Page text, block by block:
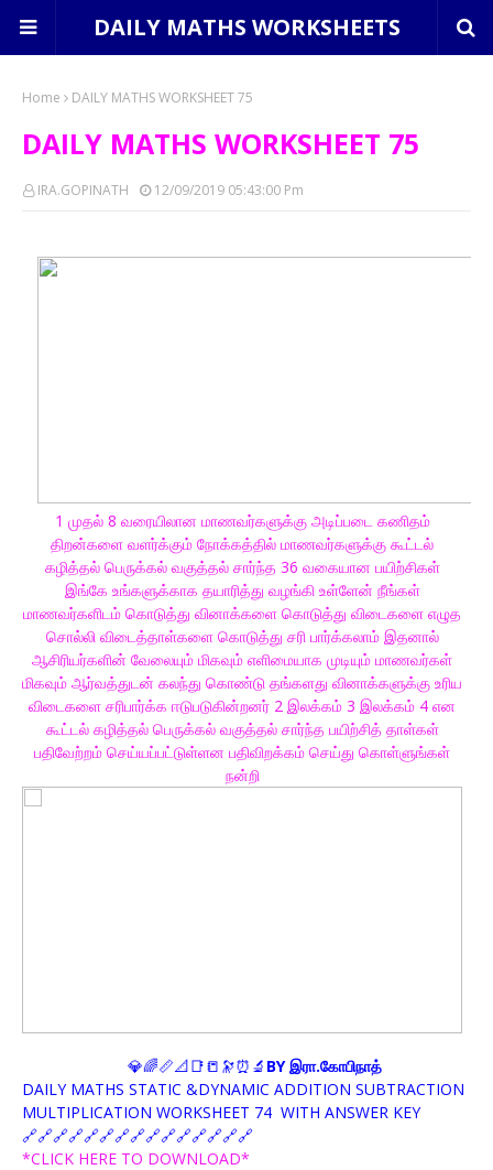
DAILY MATHS WORKSHEETS
Home DAILY MATHS WORKSHEET 75
DAILY MATHS WORKSHEET 75
IRA.GOPINATH 12/09/2019 05:43:00 Pm
1 முதல் 8 வரையிலான மாணவர்களுக்கு அடிப்படை கணிதம்
திறன்களை வளர்க்கும் நோக்கத்தில் மாணவர்களுக்கு கூட்டல்
கழித்தல் பெருக்கல் வகுத்தல் சார்ந்த 36 வகையான பயிற்சிகள்
இங்கே உங்களுக்காக தயாரித்து வழங்கி உள்ளேன் நீங்கள்
மாணவர்களிடம் கொடுத்து வினாக்களை கொடுத்து விடைகளை எழுத
சொல்லி விடைத்தாள்களை கொடுத்து சரி பார்க்கலாம் இதனால்
ஆசிரியர்களின் வேலையும் மிகவும் எளிமையாக முடியும் மாணவர்கள்
மிகவும் ஆர்வத்துடன் கலந்து கொண்டு தங்களது வினாக்களுக்கு உரிய
விடைகளை சரிபார்க்க ஈடுபடுகின்றனர் 2 இலக்கம் 3 இலக்கம் 4 என
கூட்டல் கழித்தல் பெருக்கல் வகுத்தல் சார்ந்த பயிற்சித் தாள்கள்
பதிவேற்றம் செய்யப்பட்டுள்ளன பதிவிறக்கம் செய்து கொள்ளுங்கள்
நன்றி
💎🌈📏📐📑📒🔭⏰🔬 BY இரா.கோபிநாத்
DAILY MATHS STATIC &DYNAMIC ADDITION SUBTRACTION
MULTIPLICATION WORKSHEET 74 WITH ANSWER KEY
🔗🔗🔗🔗🔗🔗🔗🔗🔗🔗🔗🔗🔗🔗🔗
*CLICK HERE TO DOWNLOAD*